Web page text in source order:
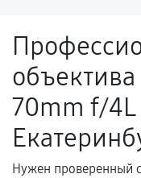
Поломка
нормальной
гарантийного
техническим
70mm f/4L
Нужен проверенный